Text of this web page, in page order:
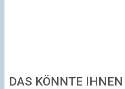
DAS KÖNNTE IHNEN